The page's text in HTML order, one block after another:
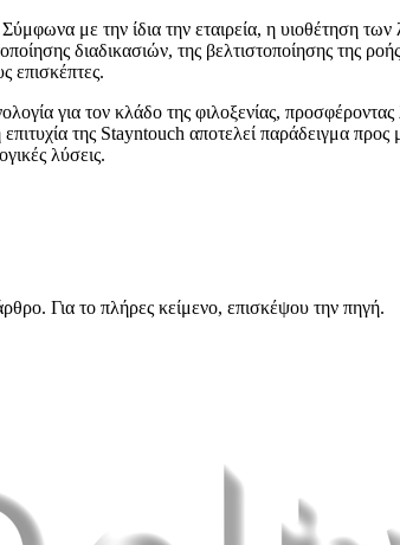
Σύμφωνα με την ίδια την εταιρεία, η υιοθέτηση
διαδικασιών, της βελτιστοποίησης της
επισκέπτες.
για τον κλάδο της φιλοξενίας, προσφέροντας
της Stayntouch αποτελεί παράδειγμα
λύσεις.
Για το πλήρες κείμενο, επισκέψου την πηγή.